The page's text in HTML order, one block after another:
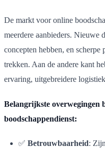
De markt voor online
meerdere aanbieders. Nieuwe
concepten hebben, en
trekken. Aan de andere kant
ervaring, uitgebreidere
Belangrijkste overwegingen
boodschappendienst:
✅ Betrouwbaarheid: